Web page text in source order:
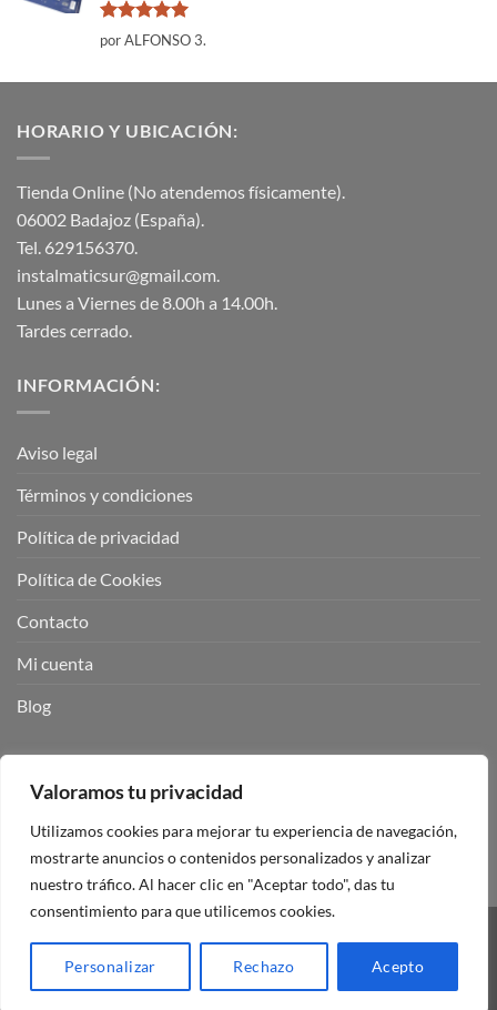
Valoramos tu privacidad
Utilizamos cookies para mejorar tu experiencia de navegación,
mostrarte anuncios o contenidos personalizados y analizar
nuestro tráfico. Al hacer clic en "Aceptar todo", das tu
consentimiento para que utilicemos cookies.
Personalizar Rechazo Acepto
Valorado
con
por ALFONSO 3.
HORARIO Y UBICACIÓN:
Tienda Online (No atendemos físicamente).
06002 Badajoz (España).
Tel. 629156370.
instalmaticsur@gmail.com.
Lunes a Viernes de 8.00h a 14.00h.
Tardes cerrado.
INFORMACIÓN:
Aviso legal
Términos y condiciones
Política de privacidad
Política de Cookies
Contacto
Mi cuenta
Blog
Visa PayPal Stripe MasterCard
Copyright 2026 ©Mando Garaje Universal Tienda Online España.